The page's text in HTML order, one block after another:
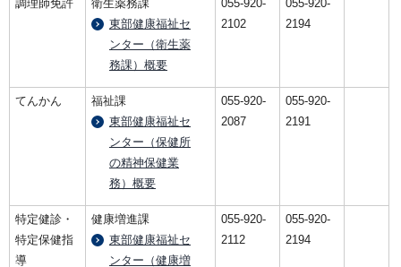
調理師免許
衛生薬務課
東部健康福祉セ
ンター（衛生薬
務課）概要
055-920-
2102
055-920-
2194
てんかん
福祉課
東部健康福祉セ
ンター（保健所
の精神保健業
務）概要
055-920-
2087
055-920-
2191
特定健診・
特定保健指
導
健康増進課
東部健康福祉セ
ンター（健康増
055-920-
2112
055-920-
2194